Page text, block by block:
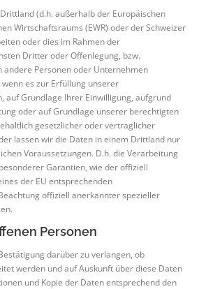
(d.h. außerhalb der Europäischen
Wirtschaftsraums (EWR) oder der Schweizer
oder dies im Rahmen der
Dritter oder Offenlegung, bzw.
andere Personen oder Unternehmen
es zur Erfüllung unserer
auf Grundlage Ihrer Einwilligung, aufgrund
oder auf Grundlage unserer berechtigten
gesetzlicher oder vertraglicher
lassen wir die Daten in einem Drittland nur
Voraussetzungen. D.h. die Verarbeitung
Garantien, wie der offiziell
der EU entsprechenden
offiziell anerkannter spezieller
Personen
darüber zu verlangen, ob
werden und auf Auskunft über diese Daten
und Kopie der Daten entsprechend den